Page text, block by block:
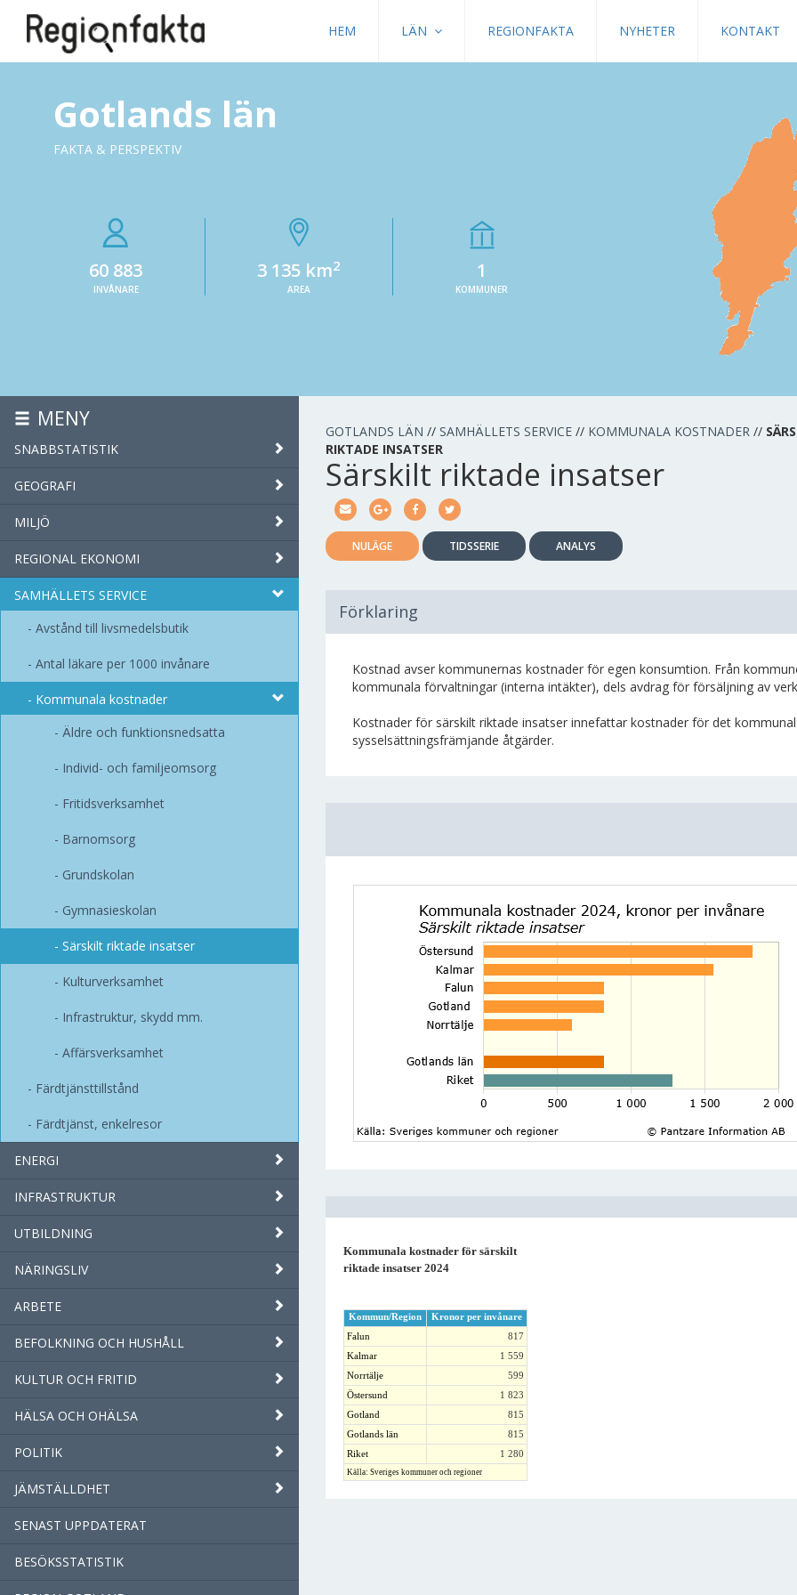
HEM LÄN REGIONFAKTA NYHETER KONTAKT
Gotlands län
FAKTA & PERSPEKTIV
60 883
INVÅNARE
3 135 km2
AREA
1
KOMMUNER
MENY
SNABBSTATISTIK
GEOGRAFI
MILJÖ
REGIONAL EKONOMI
SAMHÄLLETS SERVICE
Avstånd till livsmedelsbutik
Antal läkare per 1000 invånare
Kommunala kostnader
Äldre och funktionsnedsatta
Individ- och familjeomsorg
Fritidsverksamhet
Barnomsorg
Grundskolan
Gymnasieskolan
Särskilt riktade insatser
Kulturverksamhet
Infrastruktur, skydd mm.
Affärsverksamhet
Färdtjänsttillstånd
Färdtjänst, enkelresor
ENERGI
INFRASTRUKTUR
UTBILDNING
NÄRINGSLIV
ARBETE
BEFOLKNING OCH HUSHÅLL
KULTUR OCH FRITID
HÄLSA OCH OHÄLSA
POLITIK
JÄMSTÄLLDHET
SENAST UPPDATERAT
BESÖKSSTATISTIK
GOTLANDS LÄN // SAMHÄLLETS SERVICE // KOMMUNALA KOSTNADER //
RIKTADE INSATSER
Särskilt riktade insatser
NULÄGE TIDSSERIE ANALYS
Förklaring
Kostnad avser kommunernas kostnader för egen konsumtion. Från
kommunala förvaltningar (interna intäkter), dels avdrag för försäljning av
Kostnader för särskilt riktade insatser innefattar kostnader för det
sysselsättningsfrämjande åtgärder.
Kommunala kostnader för särskilt
riktade insatser 2024
Kommun/Region
Kronor per invånare
Falun
817
Kalmar
1 559
Norrtälje
599
Östersund
1 823
Gotland
815
Gotlands län
815
Riket
1 280
Källa: Sveriges kommuner och regioner